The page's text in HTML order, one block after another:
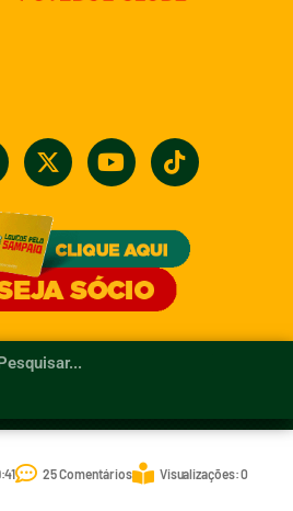
25 Comentários Visualizações: 0